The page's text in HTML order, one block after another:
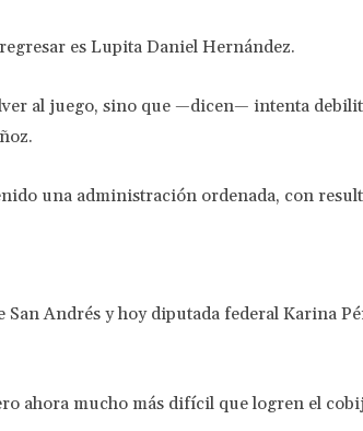
es Lupita Daniel Hernández.
al juego, sino que —dicen— intenta
una administración ordenada, con
San Andrés y hoy diputada federal Karina
ahora mucho más difícil que logren el